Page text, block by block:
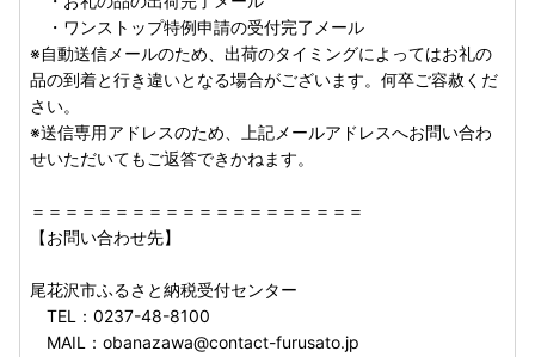
・ワンストップ特例申請の受付完了メール
※自動送信メールのため、出荷のタイミングによってはお礼の
品の到着と行き違いとなる場合がございます。何卒ご容赦くだ
さい。
※送信専用アドレスのため、上記メールアドレスへお問い合わ
せいただいてもご返答できかねます。
＝＝＝＝＝＝＝＝＝＝＝＝＝＝＝＝＝＝＝＝
【お問い合わせ先】
尾花沢市ふるさと納税受付センター
TEL：0237-48-8100
MAIL：obanazawa@contact-furusato.jp